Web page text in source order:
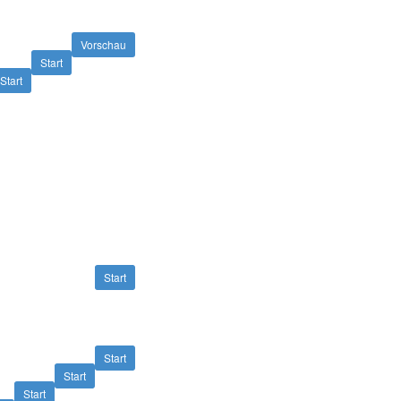
Vorschau
Start
Start
Start
Start
Start
Start